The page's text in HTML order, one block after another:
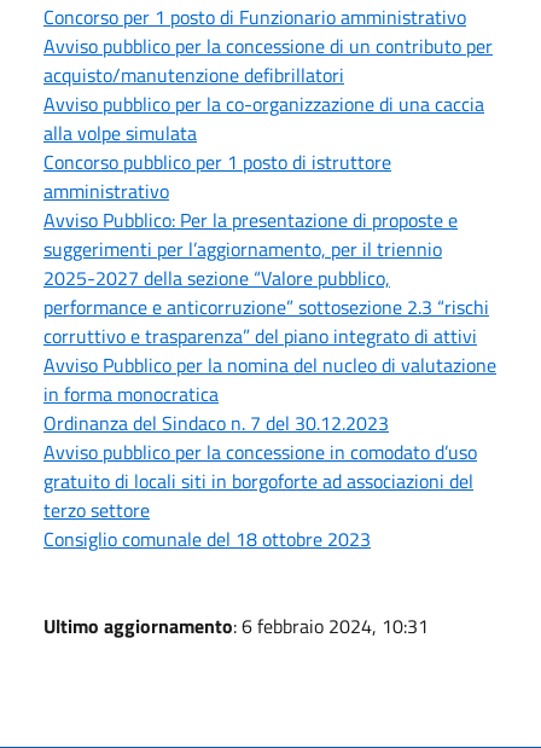
Concorso per 1 posto di Funzionario amministrativo
Avviso pubblico per la concessione di un contributo per
acquisto/manutenzione defibrillatori
Avviso pubblico per la co-organizzazione di una caccia
alla volpe simulata
Concorso pubblico per 1 posto di istruttore
amministrativo
Avviso Pubblico: Per la presentazione di proposte e
suggerimenti per l’aggiornamento, per il triennio
2025-2027 della sezione “Valore pubblico,
performance e anticorruzione” sottosezione 2.3 “rischi
corruttivo e trasparenza” del piano integrato di attivi
Avviso Pubblico per la nomina del nucleo di valutazione
in forma monocratica
Ordinanza del Sindaco n. 7 del 30.12.2023
Avviso pubblico per la concessione in comodato d’uso
gratuito di locali siti in borgoforte ad associazioni del
terzo settore
Consiglio comunale del 18 ottobre 2023
Ultimo aggiornamento: 6 febbraio 2024, 10:31